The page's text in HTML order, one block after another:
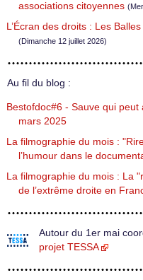
associations citoyennes
L’Écran des droits : Les
(Dimanche 12 juillet 2026)
Au fil du blog :
Bestofdoc#6 - Sauve qui peut
mars 2025
La filmographie du mois :
l’humour dans le
La filmographie du mois : La
de l’extrême droite en
Autour du 1er mai
projet TESSA